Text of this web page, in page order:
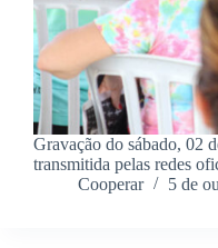
Gravação do sábado, 02
transmitida pelas redes
Cooperar
5 de